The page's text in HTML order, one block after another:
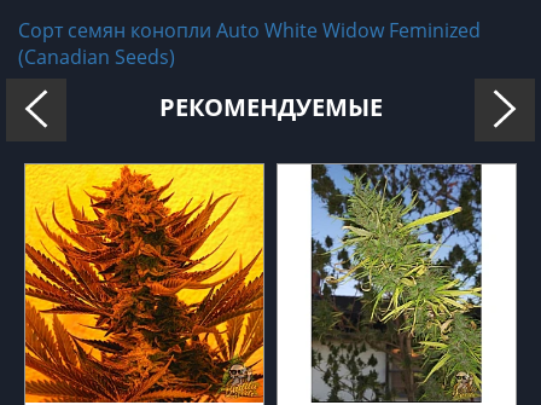
Сорт семян конопли Auto White Widow Feminized
(Canadian Seeds)
РЕКОМЕНДУЕМЫЕ